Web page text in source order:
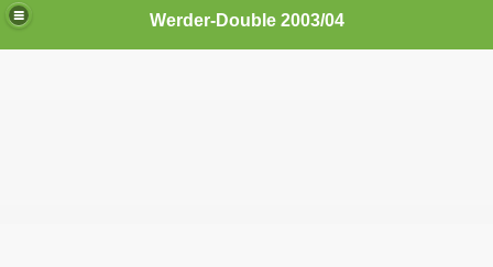
Werder-Double 2003/04